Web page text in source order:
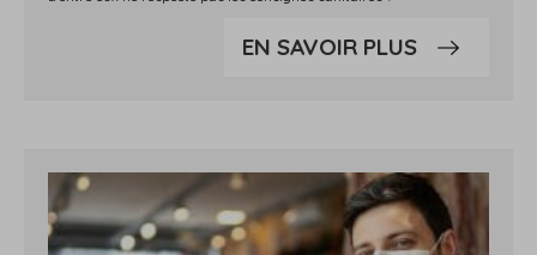
EN SAVOIR PLUS